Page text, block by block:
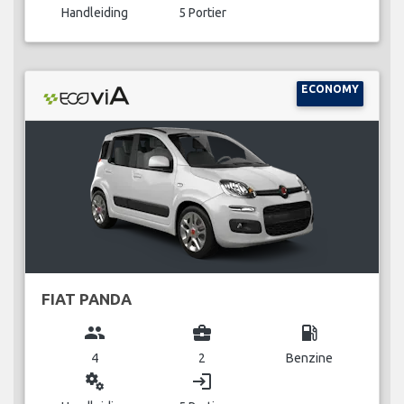
Handleiding 5 Portier
ECONOMY
FIAT PANDA
group
4
business_center
2
local_gas_station
Benzine
miscellaneous_services login